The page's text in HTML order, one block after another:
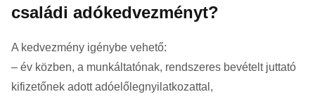
családi adókedvezményt?
A kedvezmény igénybe vehető:
– év közben, a munkáltatónak, rendszeres bevételt juttató
kifizetőnek adott adóelőlegnyilatkozattal,